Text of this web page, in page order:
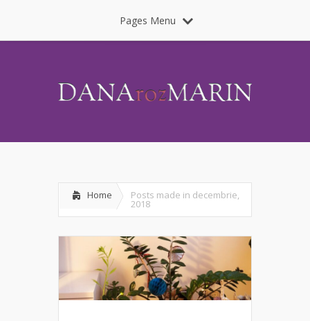
Pages Menu
Home Posts made in decembrie,
2018